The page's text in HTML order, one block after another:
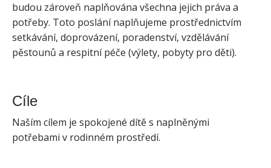
budou zároveň naplňována všechna jejich práva a
potřeby. Toto poslání naplňujeme prostřednictvím
setkávání, doprovázení, poradenství, vzdělávání
pěstounů a respitní péče (výlety, pobyty pro děti).
Cíle
Naším cílem je spokojené dítě s naplněnými
potřebami v rodinném prostředí.